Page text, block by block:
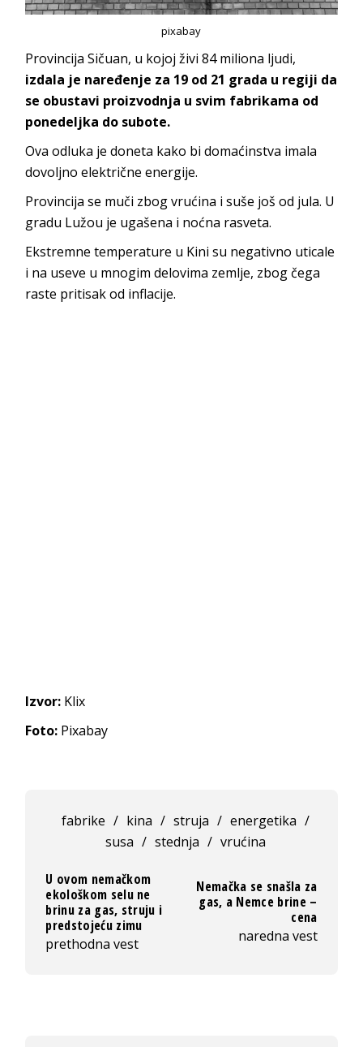
pixabay
Provincija Sičuan, u kojoj živi 84 miliona ljudi,
izdala je naređenje za 19 od 21 grada u regiji da
se obustavi proizvodnja u svim fabrikama od
ponedeljka do subote.
Ova odluka je doneta kako bi domaćinstva imala
dovoljno električne energije.
Provincija se muči zbog vrućina i suše još od jula. U
gradu Lužou je ugašena i noćna rasveta.
Ekstremne temperature u Kini su negativno uticale
i na useve u mnogim delovima zemlje, zbog čega
raste pritisak od inflacije.
Izvor: Klix
Foto: Pixabay
fabrike / kina / struja / energetika /
susa / stednja / vrućina
U ovom nemačkom
ekološkom selu ne
brinu za gas, struju i
predstojeću zimu
prethodna vest
Nemačka se snašla za
gas, a Nemce brine –
cena
naredna vest